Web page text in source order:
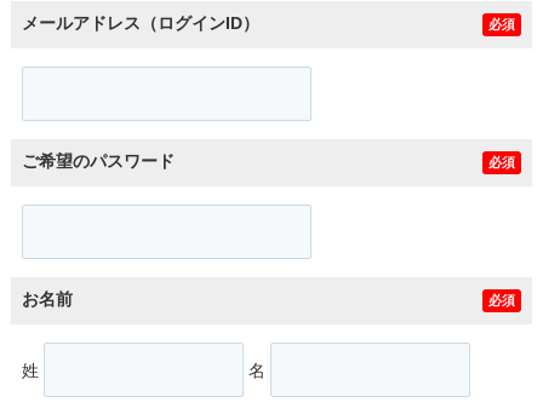
メールアドレス（ログインID） 必須
ご希望のパスワード 必須
お名前 必須
姓 名